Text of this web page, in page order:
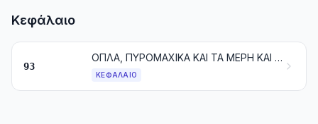
Κεφάλαιο
93
ΟΠΛΑ, ΠΥΡΟΜΑΧΙΚΑ ΚΑΙ ΤΑ ΜΕΡΗ ΚΑΙ ΕΞΑΡΤΗΜΑΤΑ ΤΟΥΣ
ΚΕΦΆΛΑΙΟ